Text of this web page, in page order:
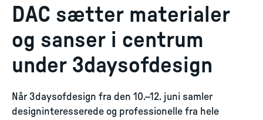
DAC sætter materialer
og sanser i centrum
under 3daysofdesign
Når 3daysofdesign fra den 10.–12. juni samler
designinteresserede og professionelle fra hele